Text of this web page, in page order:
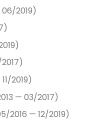
2019)
2019)
— 03/2017)
2016 — 12/2019)